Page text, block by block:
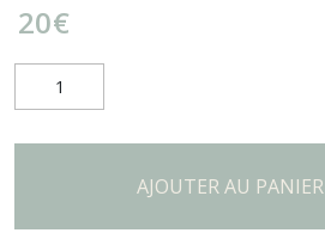
20€
AJOUTER AU PANIER